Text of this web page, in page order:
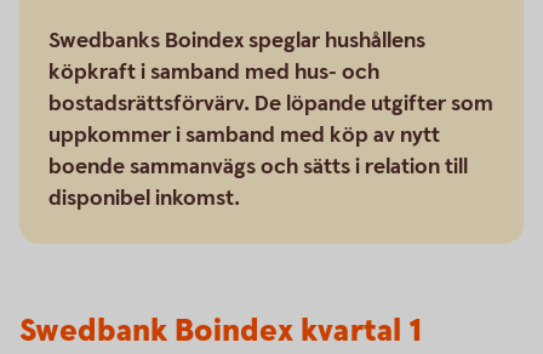
Swedbanks Boindex speglar hushållens
köpkraft i samband med hus- och
bostadsrättsförvärv. De löpande utgifter som
uppkommer i samband med köp av nytt
boende sammanvägs och sätts i relation till
disponibel inkomst.
Swedbank Boindex kvartal 1